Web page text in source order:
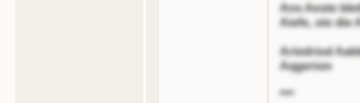
Ans Aeste
Aiefe, oie die
Ariedriod
Aqgerion
***